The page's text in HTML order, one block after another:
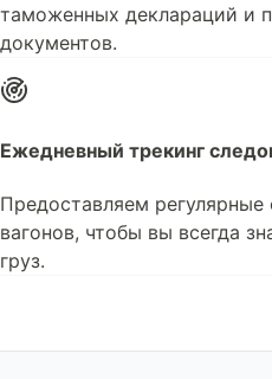
таможенных деклараций и
документов.
Ежедневный трекинг
Предоставляем
вагонов, чтобы вы всегда
груз.